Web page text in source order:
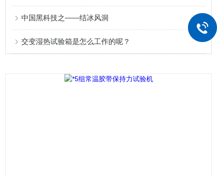
中国黑科技之——结冰风洞
交变湿热试验箱是怎么工作的呢？